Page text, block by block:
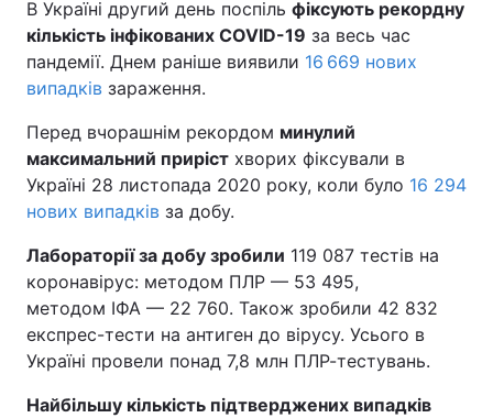
В Україні другий день поспіль фіксують рекордну
кількість інфікованих COVID-19 за весь час
пандемії. Днем раніше виявили 16 669 нових
випадків зараження.
Перед вчорашнім рекордом минулий
максимальний приріст хворих фіксували в
Україні 28 листопада 2020 року, коли було 16 294
нових випадків за добу.
Лабораторії за добу зробили 119 087 тестів на
коронавірус: методом ПЛР — 53 495,
методом ІФА — 22 760. Також зробили 42 832
експрес-тести на антиген до вірусу. Усього в
Україні провели понад 7,8 млн ПЛР-тестувань.
Найбільшу кількість підтверджених випадків